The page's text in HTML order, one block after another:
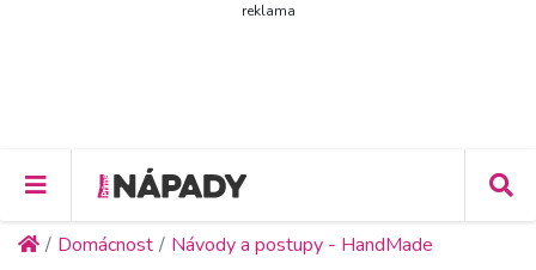
reklama
Domácnost Návody a postupy - HandMade